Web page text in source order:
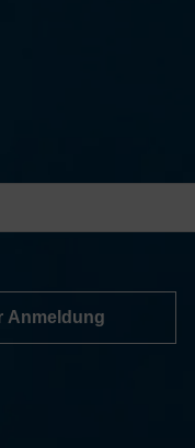
Anmeldung